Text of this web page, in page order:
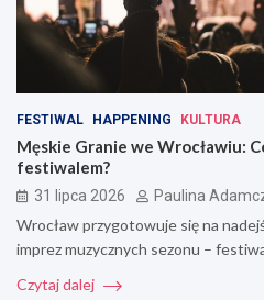
FESTIWAL HAPPENING KULTURA
Męskie Granie we Wrocławiu:
festiwalem?
31 lipca 2026 Paulina
Wrocław przygotowuje się na
imprez muzycznych sezonu –
Czytaj dalej